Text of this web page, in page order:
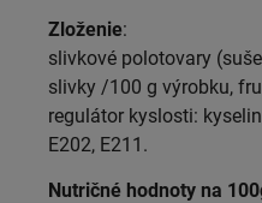
Zloženie:
slivkové polotovary
slivky /100 g výrobku,
regulátor kyslosti:
E202, E211.
Nutričné hodnoty na